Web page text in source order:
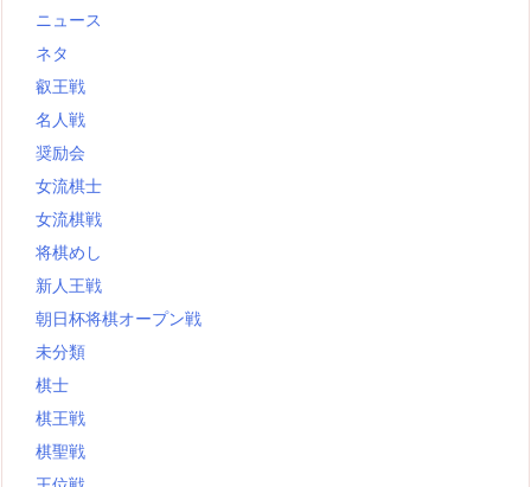
ニュース
ネタ
叡王戦
名人戦
奨励会
女流棋士
女流棋戦
将棋めし
新人王戦
朝日杯将棋オープン戦
未分類
棋士
棋王戦
棋聖戦